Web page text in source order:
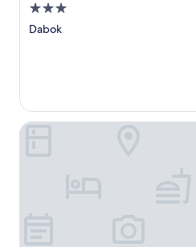
Properti
bintang
Dabok
Hotel The Mewar